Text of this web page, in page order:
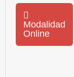
Modalidad
Online